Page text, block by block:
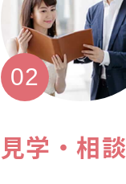
見学・相談